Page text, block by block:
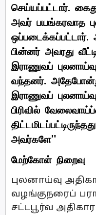
செய்யப்பட்டார்.
அவர் பயங்கரவாத
பின்னர் அவரது
இராணுவப்
வந்தனர்.
இராணுவப்
பிரிவில்
அவர்களே''
மேற்கோள் நிறைவு
புலனாய்வு
வழங்குநரைப்
சட்டபூர்வ